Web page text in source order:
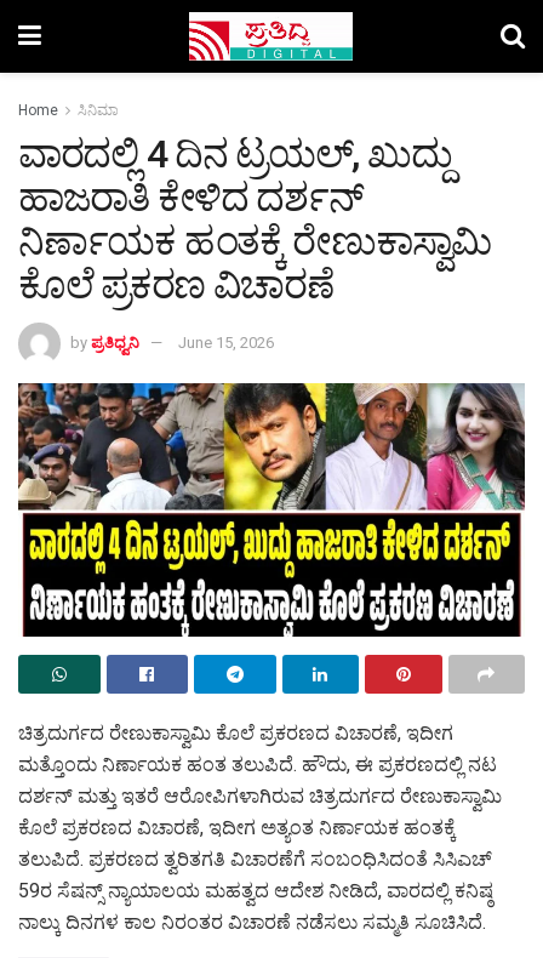
Home ಸಿನಿಮಾ
ವಾರದಲ್ಲಿ 4 ದಿನ ಟ್ರಯಲ್‌, ಖುದ್ದು
ಹಾಜರಾತಿ ಕೇಳಿದ ದರ್ಶನ್‌
ನಿರ್ಣಾಯಕ ಹಂತಕ್ಕೆ ರೇಣುಕಾಸ್ವಾಮಿ
ಕೊಲೆ ಪ್ರಕರಣ ವಿಚಾರಣೆ
by ಪ್ರತಿಧ್ವನಿ June 15, 2026
ಚಿತ್ರದುರ್ಗದ ರೇಣುಕಾಸ್ವಾಮಿ ಕೊಲೆ ಪ್ರಕರಣದ ವಿಚಾರಣೆ, ಇದೀಗ
ಮತ್ತೊಂದು ನಿರ್ಣಾಯಕ ಹಂತ ತಲುಪಿದೆ. ಹೌದು, ಈ ಪ್ರಕರಣದಲ್ಲಿ ನಟ
ದರ್ಶನ್ ಮತ್ತು ಇತರೆ ಆರೋಪಿಗಳಾಗಿರುವ ಚಿತ್ರದುರ್ಗದ ರೇಣುಕಾಸ್ವಾಮಿ
ಕೊಲೆ ಪ್ರಕರಣದ ವಿಚಾರಣೆ, ಇದೀಗ ಅತ್ಯಂತ ನಿರ್ಣಾಯಕ ಹಂತಕ್ಕೆ
ತಲುಪಿದೆ. ಪ್ರಕರಣದ ತ್ವರಿತಗತಿ ವಿಚಾರಣೆಗೆ ಸಂಬಂಧಿಸಿದಂತೆ ಸಿಸಿಎಚ್
59ರ ಸೆಷನ್ಸ್ ನ್ಯಾಯಾಲಯ ಮಹತ್ವದ ಆದೇಶ ನೀಡಿದೆ, ವಾರದಲ್ಲಿ ಕನಿಷ್ಠ
ನಾಲ್ಕು ದಿನಗಳ ಕಾಲ ನಿರಂತರ ವಿಚಾರಣೆ ನಡೆಸಲು ಸಮ್ಮತಿ ಸೂಚಿಸಿದೆ.